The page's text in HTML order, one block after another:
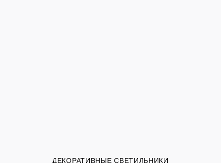
ДЕКОРАТИВНЫЕ СВЕТИЛЬНИКИ